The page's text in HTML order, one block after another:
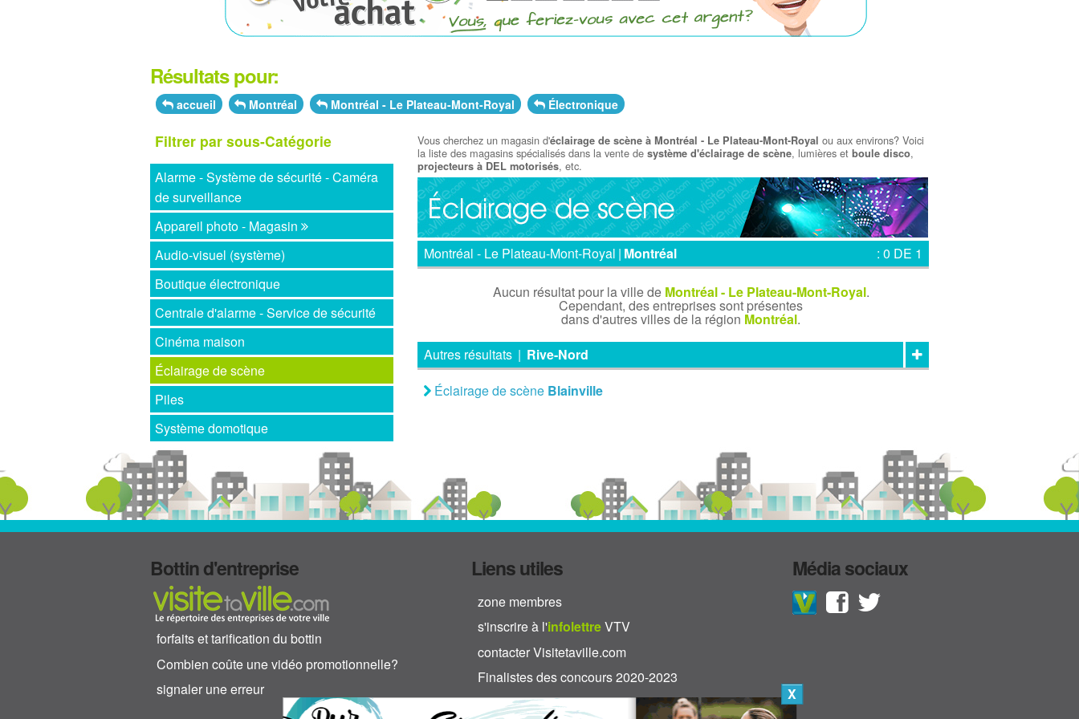
Résultats pour:
accueil Montréal Montréal - Le Plateau-Mont-Royal Électronique
Filtrer par sous-Catégorie
Alarme - Système de sécurité - Caméra
de surveillance
Appareil photo - Magasin
Audio-visuel (système)
Boutique électronique
Centrale d'alarme - Service de sécurité
Cinéma maison
Éclairage de scène
Piles
Système domotique
Vous cherchez un magasin d'éclairage de scène à Montréal - Le Plateau-Mont-Royal ou aux environs? Voici
la liste des magasins spécialisés dans la vente desystème d'éclairage de scène, lumières etboule disco,
projecteurs à DEL motorisés, etc.
Montréal - Le Plateau-Mont-Royal | Montréal : 0 DE 1
Aucun résultat pour la ville de Montréal - Le Plateau-Mont-Royal.
Cependant, des entreprises sont présentes
dans d'autres villes de la région Montréal.
Autres résultats | Rive-Nord
Éclairage de scène Blainville
Bottin d'entreprise
forfaits et tarification du bottin
Combien coûte une vidéo promotionnelle?
signaler une erreur
Liens utiles
zone membres
s'inscrire à l'infolettreVTV
contacter Visitetaville.com
Finalistes des concours 2020-2023
Média sociaux
X